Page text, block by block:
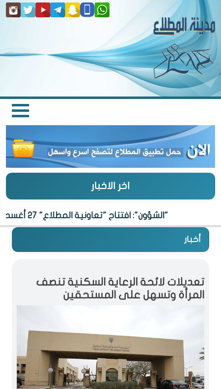
اخر الاخبار
"الشؤون": افتتاح "تعاونية المطلاع" 27 أغسطس
أخبار
تعديلات لائحة الرعاية السكنية تنصف
المرأة وتسهل على المستحقين